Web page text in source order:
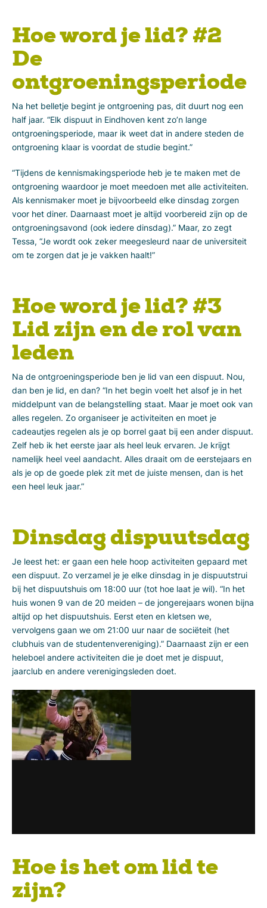
Hoe word je lid? #2
De
ontgroeningsperiode
Na het belletje begint je ontgroening pas, dit duurt nog een
half jaar. “Elk dispuut in Eindhoven kent zo’n lange
ontgroeningsperiode, maar ik weet dat in andere steden de
ontgroening klaar is voordat de studie begint.”
“Tijdens de kennismakingsperiode heb je te maken met de
ontgroening waardoor je moet meedoen met alle activiteiten.
Als kennismaker moet je bijvoorbeeld elke dinsdag zorgen
voor het diner. Daarnaast moet je altijd voorbereid zijn op de
ontgroeningsavond (ook iedere dinsdag).” Maar, zo zegt
Tessa, “Je wordt ook zeker meegesleurd naar de universiteit
om te zorgen dat je je vakken haalt!”
Hoe word je lid? #3
Lid zijn en de rol van
leden
Na de ontgroeningsperiode ben je lid van een dispuut. Nou,
dan ben je lid, en dan? “In het begin voelt het alsof je in het
middelpunt van de belangstelling staat. Maar je moet ook van
alles regelen. Zo organiseer je activiteiten en moet je
cadeautjes regelen als je op borrel gaat bij een ander dispuut.
Zelf heb ik het eerste jaar als heel leuk ervaren. Je krijgt
namelijk heel veel aandacht. Alles draait om de eerstejaars en
als je op de goede plek zit met de juiste mensen, dan is het
een heel leuk jaar.”
Dinsdag dispuutsdag
Je leest het: er gaan een hele hoop activiteiten gepaard met
een dispuut. Zo verzamel je je elke dinsdag in je dispuutstrui
bij het dispuutshuis om 18:00 uur (tot hoe laat je wil). “In het
huis wonen 9 van de 20 meiden – de jongerejaars wonen bijna
altijd op het dispuutshuis. Eerst eten en kletsen we,
vervolgens gaan we om 21:00 uur naar de sociëteit (het
clubhuis van de studentenvereniging).” Daarnaast zijn er een
heleboel andere activiteiten die je doet met je dispuut,
jaarclub en andere verenigingsleden doet.
Hoe is het om lid te
zijn?